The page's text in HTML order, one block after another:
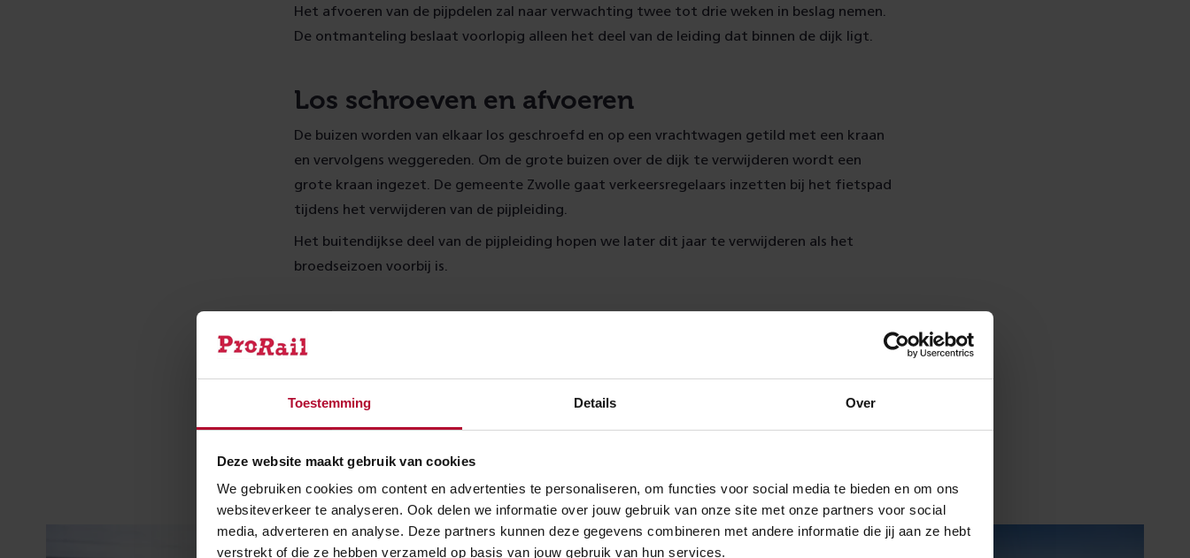
Toestemming Details Over
Deze website maakt gebruik van cookies
We gebruiken cookies om content en advertenties te personaliseren, om functies voor social media te bieden en om ons
websiteverkeer te analyseren. Ook delen we informatie over jouw gebruik van onze site met onze partners voor social
media, adverteren en analyse. Deze partners kunnen deze gegevens combineren met andere informatie die jij aan ze hebt
verstrekt of die ze hebben verzameld op basis van jouw gebruik van hun services.
Het afvoeren van de pijpdelen zal naar verwachting twee tot drie weken in beslag nemen.
De ontmanteling beslaat voorlopig alleen het deel van de leiding dat binnen de dijk ligt.
Los schroeven en afvoeren
De buizen worden van elkaar los geschroefd en op een vrachtwagen getild met een kraan
en vervolgens weggereden. Om de grote buizen over de dijk te verwijderen wordt een
grote kraan ingezet. De gemeente Zwolle gaat verkeersregelaars inzetten bij het fietspad
tijdens het verwijderen van de pijpleiding.
Het buitendijkse deel van de pijpleiding hopen we later dit jaar te verwijderen als het
broedseizoen voorbij is.
Meer over:
Meer nieuws